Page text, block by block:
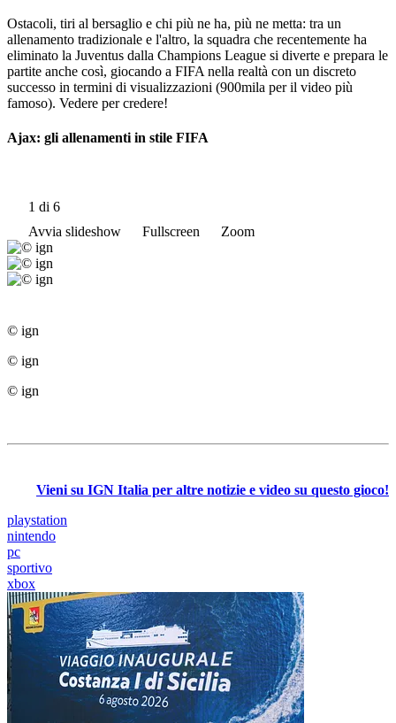
Ostacoli, tiri al bersaglio e chi più ne ha, più ne metta: tra un
allenamento tradizionale e l'altro, la squadra che recentemente ha
eliminato la Juventus dalla Champions League si diverte e prepara le
partite anche così, giocando a FIFA nella realtà con un discreto
successo in termini di visualizzazioni (900mila per il video più
famoso). Vedere per credere!
Ajax: gli allenamenti in stile FIFA
1 di 6
Avvia slideshow
Fullscreen Zoom
© ign
© ign
© ign
Vieni su IGN Italia per altre notizie e video su questo gioco!
playstation
nintendo
pc
sportivo
xbox